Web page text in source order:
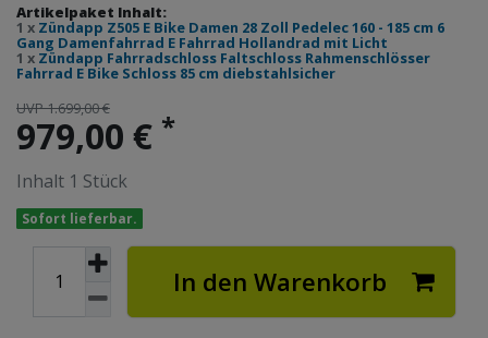
Artikelpaket Inhalt:
1 x Zündapp Z505 E Bike Damen 28 Zoll Pedelec 160 - 185 cm 6
Gang Damenfahrrad E Fahrrad Hollandrad mit Licht
1 x Zündapp Fahrradschloss Faltschloss Rahmenschlösser
Fahrrad E Bike Schloss 85 cm diebstahlsicher
UVP 1.699,00 €
979,00 € *
Inhalt 1 Stück
Sofort lieferbar.
In den Warenkorb